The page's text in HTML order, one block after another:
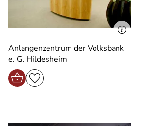
Anlangenzentrum der Volksbank
e. G. Hildesheim